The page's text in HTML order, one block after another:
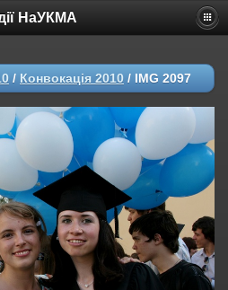
НаУКМА
/ Конвокація 2010 / IMG 2097